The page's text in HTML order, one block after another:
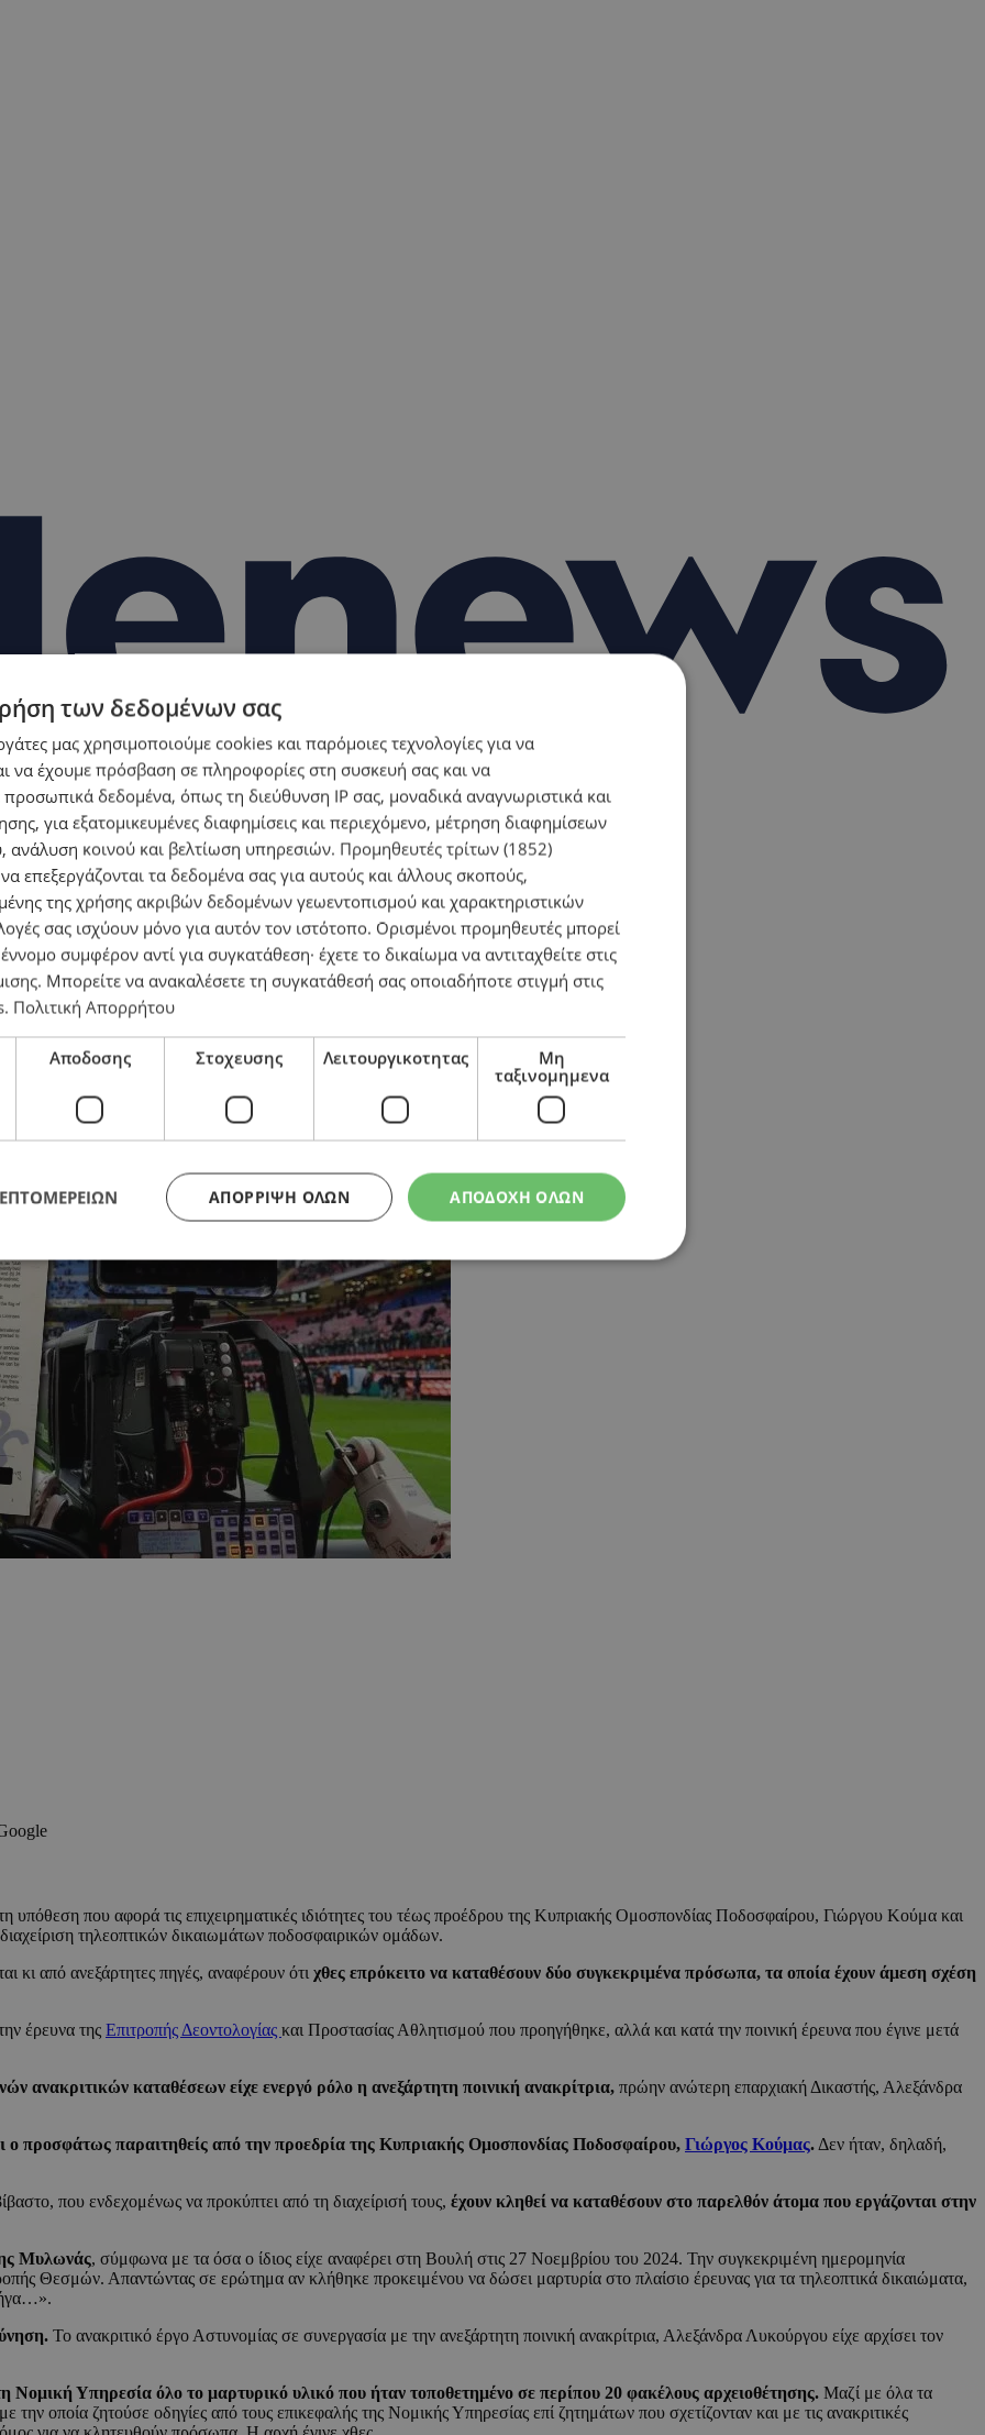
υπόθεση Γιώργου Κούμα – Αρχή με δυο πρόσωπα
υπόθεση που αφορά τις επιχειρηματικές ιδιότητες του τέως προέδρου της Κυπριακής Ομοσπονδίας Ποδοσφαίρου, Γιώργου Κούμα και
τηλεοπτικών δικαιωμάτων ποδοσφαιρικών ομάδων.
κι από ανεξάρτητες πηγές, αναφέρουν ότι χθες επρόκειτο να καταθέσουν δύο συγκεκριμένα πρόσωπα, τα οποία έχουν άμεση σχέση
έρευνα της Επιτροπής Δεοντολογίας και Προστασίας Αθλητισμού που προηγήθηκε, αλλά και κατά την ποινική έρευνα που έγινε μετά
ανακριτικών καταθέσεων είχε ενεργό ρόλο η ανεξάρτητη ποινική ανακρίτρια, πρώην ανώτερη επαρχιακή Δικαστής, Αλεξάνδρα
ο προσφάτως παραιτηθείς από την προεδρία της Κυπριακής Ομοσπονδίας Ποδοσφαίρου, Γιώργος Κούμας. Δεν ήταν, δηλαδή,
που ενδεχομένως να προκύπτει από τη διαχείρισή τους, έχουν κληθεί να καταθέσουν στο παρελθόν άτομα που εργάζονται στην
Μυλωνάς, σύμφωνα με τα όσα ο ίδιος είχε αναφέρει στη Βουλή στις 27 Νοεμβρίου του 2024. Την συγκεκριμένη ημερομηνία
Θεσμών. Απαντώντας σε ερώτημα αν κλήθηκε προκειμένου να δώσει μαρτυρία στο πλαίσιο έρευνας για τα τηλεοπτικά δικαιώματα,
Το ανακριτικό έργο Αστυνομίας σε συνεργασία με την ανεξάρτητη ποινική ανακρίτρια, Αλεξάνδρα Λυκούργου είχε αρχίσει τον
Νομική Υπηρεσία όλο το μαρτυρικό υλικό που ήταν τοποθετημένο σε περίπου 20 φακέλους αρχειοθέτησης. Μαζί με όλα τα
οποία ζητούσε οδηγίες από τους επικεφαλής της Νομικής Υπηρεσίας επί ζητημάτων που σχετίζονταν και με τις ανακριτικές
των δεδομένων σας
μας χρησιμοποιούμε cookies και παρόμοιες τεχνολογίες για να
να έχουμε πρόσβαση σε πληροφορίες στη συσκευή σας και να
προσωπικά δεδομένα, όπως τη διεύθυνση IP σας, μοναδικά αναγνωριστικά και
για εξατομικευμένες διαφημίσεις και περιεχόμενο, μέτρηση διαφημίσεων
ανάλυση κοινού και βελτίωση υπηρεσιών. Προμηθευτές τρίτων (1852)
να επεξεργάζονται τα δεδομένα σας για αυτούς και άλλους σκοπούς,
της χρήσης ακριβών δεδομένων γεωεντοπισμού και χαρακτηριστικών
σας ισχύουν μόνο για αυτόν τον ιστότοπο. Ορισμένοι προμηθευτές μπορεί
συμφέρον αντί για συγκατάθεση· έχετε το δικαίωμα να αντιταχθείτε στις
. Μπορείτε να ανακαλέσετε τη συγκατάθεσή σας οποιαδήποτε στιγμή στις
. Πολιτική Απορρήτου
Αποδοσης Στοχευσης Λειτουργικοτητας
Μη
ταξινομημενα
ΑΠΟΔΟΧΗ ΟΛΩΝ
ΑΠΌΡΡΙΨΗ ΌΛΩΝ